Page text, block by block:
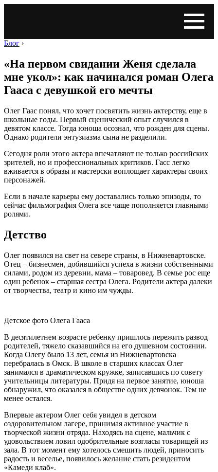
Блог ›
«На первом свидании Женя сделала
мне укол»: как начинался роман Олега
Гааса с девушкой его мечты
Олег Гаас понял, что хочет посвятить жизнь актерству, еще в
школьные годы. Первый сценический опыт случился в
девятом классе. Тогда юноша осознал, что рожден для сцены.
Однако родители энтузиазма сына не разделили.
Сегодня роли этого актера впечатляют не только российских
зрителей, но и профессиональных критиков. Гасс легко
вживается в образы и мастерски воплощает характеры своих
персонажей.
Если в начале карьеры ему доставались только эпизоды, то
сейчас фильмография Олега все чаще пополняется главными
ролями.
Детство
Олег появился на свет на севере страны, в Нижневартовске.
Отец – бизнесмен, добившийся успеха в жизни собственными
силами, родом из деревни, мама – товаровед. В семье рос еще
один ребенок – старшая сестра Олега. Родители актера далеки
от творчества, театр и кино им чужды.
Детское фото Олега Гааса
В десятилетнем возрасте ребенку пришлось пережить развод
родителей, тяжело сказавшийся на его душевном состоянии.
Когда Олегу было 13 лет, семья из Нижневартовска
перебралась в Омск. В школе в старших классах Олег
занимался в драматическом кружке, записавшись по совету
учительницы литературы. Придя на первое занятие, юноша
обнаружил, что оказался в обществе одних девчонок. Тем не
менее остался.
Впервые актером Олег себя увидел в детском
оздоровительном лагере, принимая активное участие в
творческой жизни отряда. Находясь на сцене, мальчик с
удовольствием ловил одобрительные возгласы товарищей из
зала. В тот момент ему хотелось смешить людей, приносить
радость и веселье, появилось желание стать резидентом
«Камеди клаб».